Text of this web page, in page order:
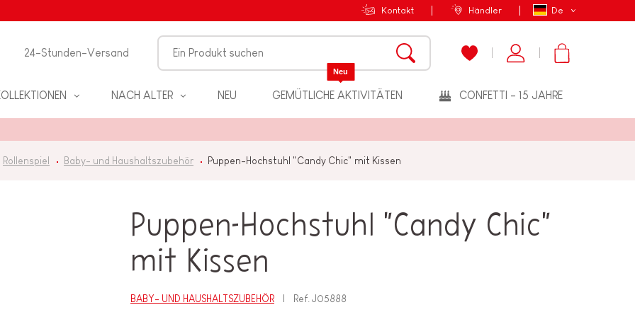
De
Kontakt Händler
24-Stunden-Versand
NACH ALTER NEU GEMÜTLICHE AKTIVITÄTEN
Neu
CONFETTI - 15 JAHRE
Rollenspiel Baby- und Haushaltszubehör Puppen-Hochstuhl "Candy Chic" mit Kissen
Puppen-Hochstuhl "Candy Chic"
mit Kissen
BABY- UND HAUSHALTSZUBEHÖR Ref.J05888